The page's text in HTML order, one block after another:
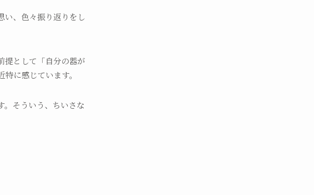
い、色々振り返りをし
として「自分の器が
に感じています。
。そういう、ちいさな